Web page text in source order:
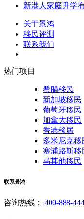
新港人家庭升学
关于景鸿
移民评测
联系我们
热门项目
希腊移民
新加坡移民
葡萄牙移民
加拿大移民
香港移居
多米尼克移
塞浦路斯移
马其他移民
联系景鸿
咨询热线： 400-888-